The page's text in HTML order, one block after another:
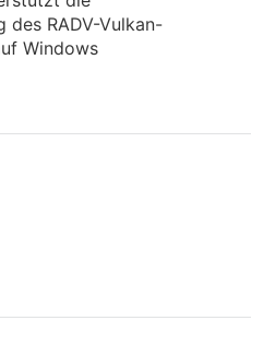
des RADV-Vulkan-
Windows